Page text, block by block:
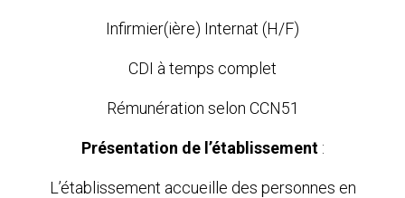
Infirmier(ière) Internat (H/F)
CDI à temps complet
Rémunération selon CCN51
Présentation de l’établissement :
L’établissement accueille des personnes en